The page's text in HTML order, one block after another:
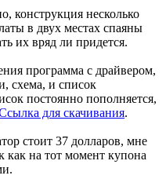
конструкция несколько
в двух местах спаяны
их вряд ли придется.
программа с драйвером,
схема, и список
постоянно пополняется,
для скачивания.
стоит 37 долларов, мне
как на тот момент купона